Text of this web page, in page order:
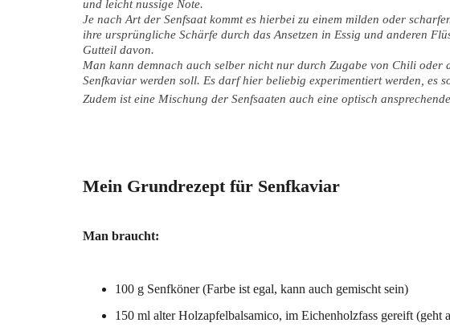
und leicht nussige Note.
Je nach Art der Senfsaat kommt es hierbei zu einem milden oder
ihre ursprüngliche Schärfe durch das Ansetzen in Essig und anderen
Gutteil davon.
Man kann demnach auch selber nicht nur durch Zugabe von Chili oder
Senfkaviar werden soll. Es darf hier beliebig experimentiert werden, es
Zudem ist eine Mischung der Senfsaaten auch eine optisch
Mein Grundrezept für Senfkaviar
Man braucht:
100 g Senfköner (Farbe ist egal, kann auch gemischt sein)
150 ml alter Holzapfelbalsamico, im Eichenholzfass gereift (geht